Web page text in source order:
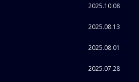
2025.10.08
2025.08.13
2025.08.01
2025.07.28